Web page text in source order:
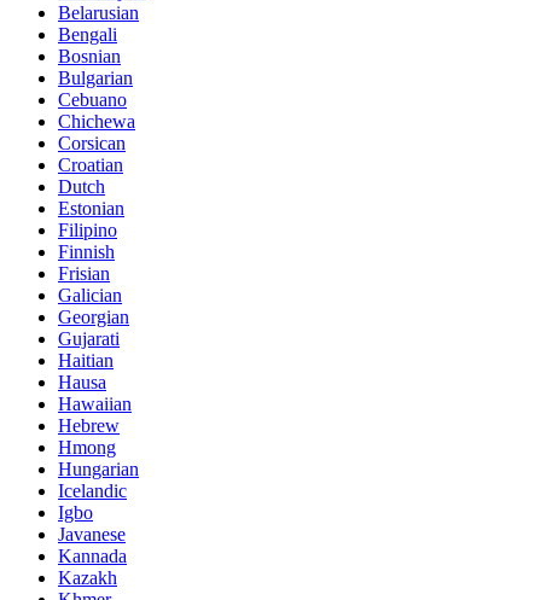
Belarusian
Bengali
Bosnian
Bulgarian
Cebuano
Chichewa
Corsican
Croatian
Dutch
Estonian
Filipino
Finnish
Frisian
Galician
Georgian
Gujarati
Haitian
Hausa
Hawaiian
Hebrew
Hmong
Hungarian
Icelandic
Igbo
Javanese
Kannada
Kazakh